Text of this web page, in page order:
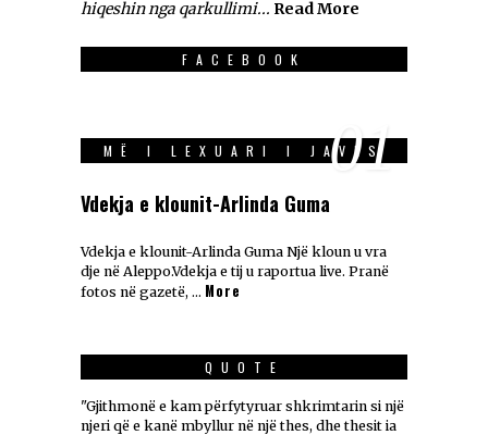
hiqeshin nga qarkullimi... Read More
FACEBOOK
MË I LEXUARI I JAVES
01
Vdekja e klounit-Arlinda Guma
Vdekja e klounit-Arlinda Guma Një kloun u vra
dje në Aleppo.Vdekja e tij u raportua live. Pranë
fotos në gazetë, … More
QUOTE
"Gjithmonë e kam përfytyruar shkrimtarin si një
njeri që e kanë mbyllur në një thes, dhe thesit ia